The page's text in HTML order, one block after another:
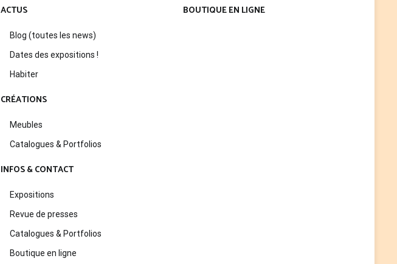
ACTUS
Blog (toutes les news)
Dates des expositions !
Habiter
CRÉATIONS
Meubles
Catalogues & Portfolios
INFOS & CONTACT
Expositions
Revue de presses
Catalogues & Portfolios
Boutique en ligne
BOUTIQUE EN LIGNE